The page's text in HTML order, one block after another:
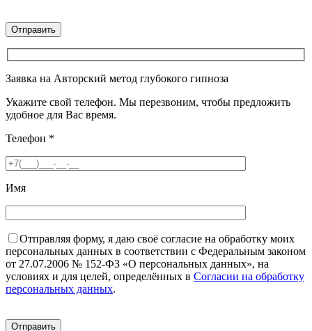
Заявка на Авторский метод глубокого гипноза
Укажите свой телефон. Мы перезвоним, чтобы предложить
удобное для Вас время.
Телефон *
Имя
Отправляя форму, я даю своё согласие на обработку моих
персональных данных в соответствии с Федеральным законом
от 27.07.2006 № 152-ФЗ «О персональных данных», на
условиях и для целей, определённых в Согласии на обработку
персональных данных.